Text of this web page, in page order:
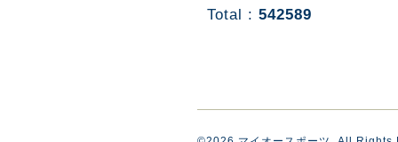
Total : 542589